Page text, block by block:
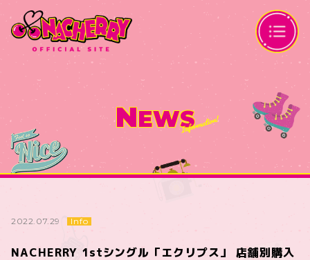
NEWS
2022.07.29 Info
NACHERRY 1stシングル「エクリプス」 店舗別購入